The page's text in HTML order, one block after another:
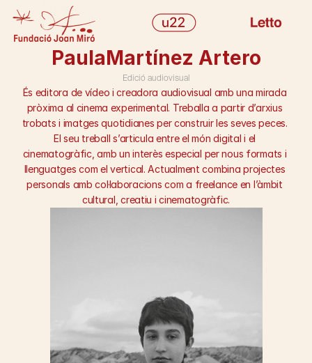
INICI
PROGRAMACIÓ
EQUIP
HISTÒRIC
BLOG
PRESS KIT
CONTACTE
info@u22.me
Select Language
PaulaMartínez Artero
Edició audiovisual
És editora de vídeo i creadora audiovisual amb una mirada
pròxima al cinema experimental. Treballa a partir d’arxius
trobats i imatges quotidianes per construir les seves peces.
El seu treball s’articula entre el món digital i el
cinematogràfic, amb un interès especial per nous formats i
llenguatges com el vertical. Actualment combina projectes
personals amb col·laboracions com a freelance en l’àmbit
cultural, creatiu i cinematogràfic.